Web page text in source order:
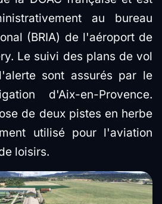
au bureau
(BRIA) de l'aéroport de
Le suivi des plans de vol
sont assurés par le
d'Aix-en-Provence.
de deux pistes en herbe
utilisé pour l'aviation
loisirs.